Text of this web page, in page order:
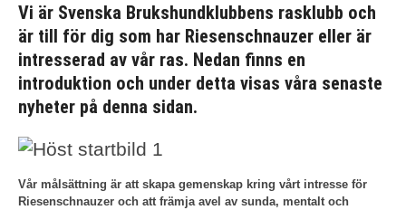
Vi är Svenska Brukshundklubbens rasklubb och
är till för dig som har Riesenschnauzer eller är
intresserad av vår ras. Nedan finns en
introduktion och under detta visas våra senaste
nyheter på denna sidan.
Vår målsättning är att skapa gemenskap kring vårt intresse för
Riesenschnauzer och att främja avel av sunda, mentalt och